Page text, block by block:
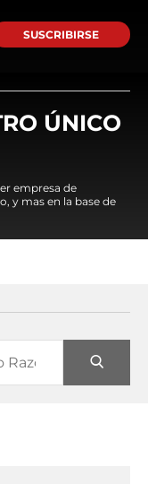
SUSCRIBIRSE
ÚNICO
empresa de
y mas en la base de